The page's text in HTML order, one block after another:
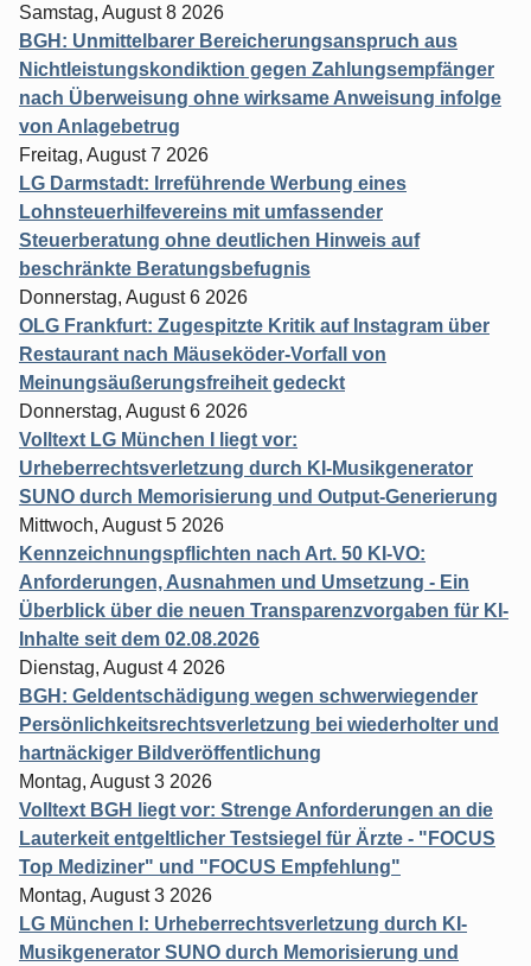
Samstag, August 8 2026
BGH: Unmittelbarer Bereicherungsanspruch aus
Nichtleistungskondiktion gegen Zahlungsempfänger
nach Überweisung ohne wirksame Anweisung infolge
von Anlagebetrug
Freitag, August 7 2026
LG Darmstadt: Irreführende Werbung eines
Lohnsteuerhilfevereins mit umfassender
Steuerberatung ohne deutlichen Hinweis auf
beschränkte Beratungsbefugnis
Donnerstag, August 6 2026
OLG Frankfurt: Zugespitzte Kritik auf Instagram über
Restaurant nach Mäuseköder-Vorfall von
Meinungsäußerungsfreiheit gedeckt
Donnerstag, August 6 2026
Volltext LG München I liegt vor:
Urheberrechtsverletzung durch KI-Musikgenerator
SUNO durch Memorisierung und Output-Generierung
Mittwoch, August 5 2026
Kennzeichnungspflichten nach Art. 50 KI-VO:
Anforderungen, Ausnahmen und Umsetzung - Ein
Überblick über die neuen Transparenzvorgaben für KI-
Inhalte seit dem 02.08.2026
Dienstag, August 4 2026
BGH: Geldentschädigung wegen schwerwiegender
Persönlichkeitsrechtsverletzung bei wiederholter und
hartnäckiger Bildveröffentlichung
Montag, August 3 2026
Volltext BGH liegt vor: Strenge Anforderungen an die
Lauterkeit entgeltlicher Testsiegel für Ärzte - "FOCUS
Top Mediziner" und "FOCUS Empfehlung"
Montag, August 3 2026
LG München I: Urheberrechtsverletzung durch KI-
Musikgenerator SUNO durch Memorisierung und